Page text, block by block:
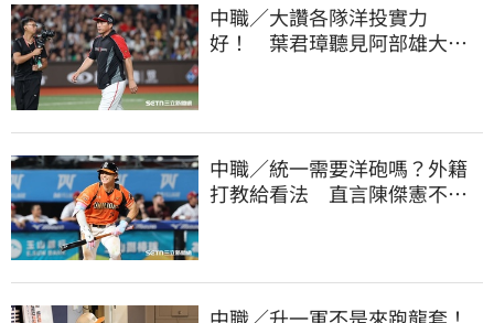
中職／大讚各隊洋投實力
好！ 葉君璋聽見阿部雄大被
中職／統一需要洋砲嗎？外籍
打教給看法 直言陳傑憲不能